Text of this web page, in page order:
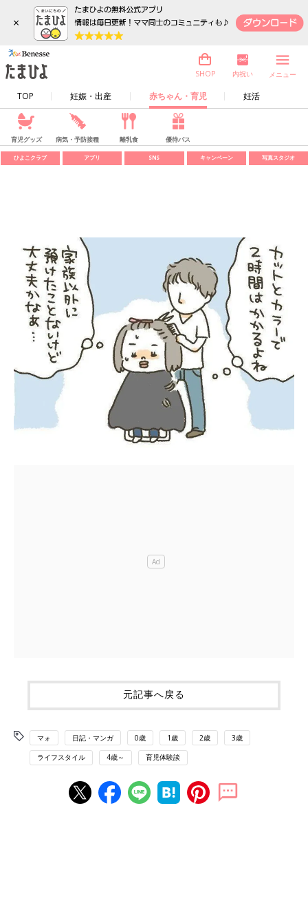
×
TOP 妊娠・出産 赤ちゃん・育児 妊活
SHOP 内祝い メニュー
育児グッズ 病気・予防接種 離乳食 優待パス
ひよこクラブ アプリ SNS キャンペーン 写真スタジオ
元記事へ戻る
マォ 日記・マンガ 0歳 1歳 2歳 3歳
ライフスタイル 4歳～ 育児体験談